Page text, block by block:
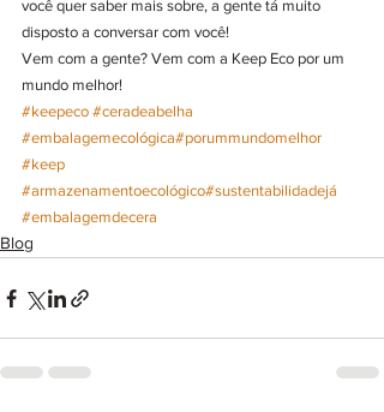
você quer saber mais sobre, a gente tá muito
disposto a conversar com você!
Vem com a gente? Vem com a Keep Eco por um
mundo melhor!
#keepeco #ceradeabelha
#embalagemecológica#porummundomelhor
#keep
#armazenamentoecológico#sustentabilidadejá
#embalagemdecera
Blog